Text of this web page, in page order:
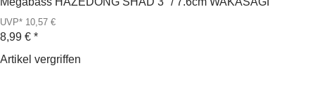
UVP* 10,57 €
8,99 € *
Artikel vergriffen